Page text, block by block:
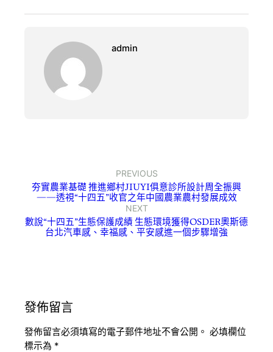
admin
PREVIOUS
夯實農業基礎 推進鄉村JIUYI俱意診所設計周全振興
——透視“十四五”收官之年中國農業農村發展成效
NEXT
數說“十四五”生態保護成績 生態環境獲得OSDER奧斯德
台北汽車感、幸福感、平安感進一個步驟增強
發佈留言
發佈留言必須填寫的電子郵件地址不會公開。 必填欄位
標示為 *